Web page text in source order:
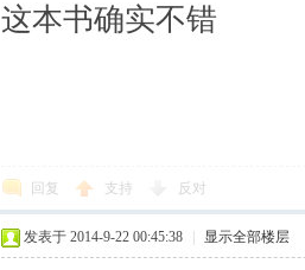
这本书确实不错
回复 支持 反对
发表于 2014-9-22 00:45:38 显示全部楼层